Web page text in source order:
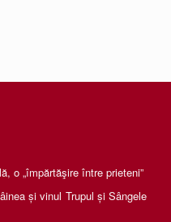
o „împărtăşire între prieteni”
și vinul Trupul și Sângele